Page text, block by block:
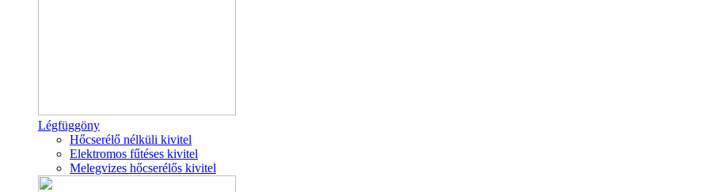
Légfüggöny
Hőcserélő nélküli kivitel
Elektromos fűtéses kivitel
Melegvizes hőcserélős kivitel